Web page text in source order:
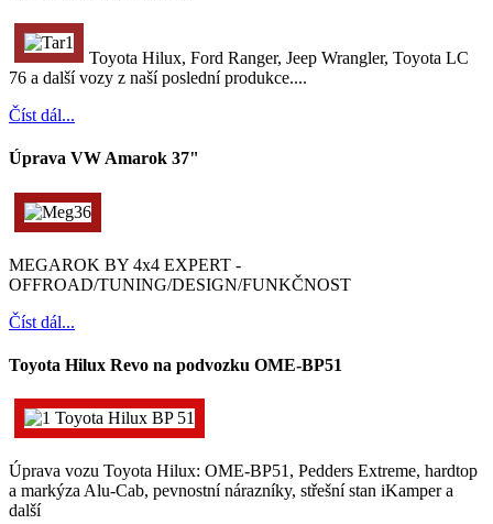
Toyota Hilux, Ford Ranger, Jeep Wrangler, Toyota LC
76 a další vozy z naší poslední produkce....
Číst dál...
Úprava VW Amarok 37"
MEGAROK BY 4x4 EXPERT -
OFFROAD/TUNING/DESIGN/FUNKČNOST
Číst dál...
Toyota Hilux Revo na podvozku OME-BP51
Úprava vozu Toyota Hilux: OME-BP51, Pedders Extreme, hardtop
a markýza Alu-Cab, pevnostní nárazníky, střešní stan iKamper a
další